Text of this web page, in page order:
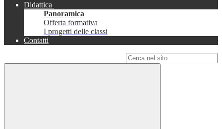
Didattica
Panoramica
Offerta formativa
I progetti delle classi
Contatti